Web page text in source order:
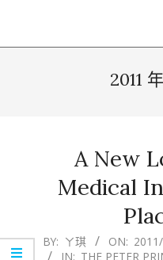
2011
A New
Medical
2011-
BY: ㄚ琪 ON:
IN: THE PETER